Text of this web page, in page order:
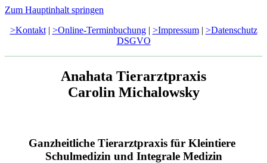
Zum Hauptinhalt springen
>Kontakt| >Online-Terminbuchung| >Impressum| >Datenschutz
DSGVO
Anahata Tierarztpraxis
Carolin Michalowsky
Ganzheitliche Tierarztpraxis für Kleintiere
Schulmedizin und Integrale Medizin